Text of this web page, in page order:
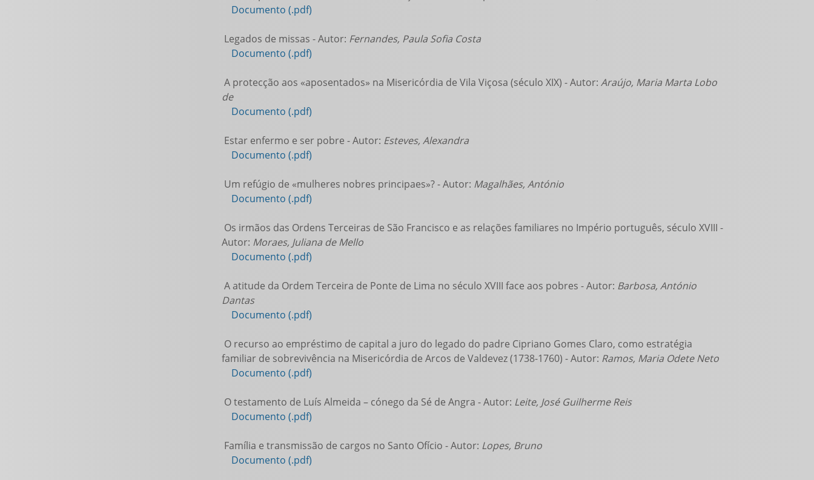
Documento (.pdf)
Legados de missas - Autor: Fernandes, Paula Sofia Costa
Documento (.pdf)
A protecção aos «aposentados» na Misericórdia de Vila Viçosa (século XIX) - Autor: Araújo, Maria Marta Lobo
de
Documento (.pdf)
Estar enfermo e ser pobre - Autor: Esteves, Alexandra
Documento (.pdf)
Um refúgio de «mulheres nobres principaes»? - Autor: Magalhães, António
Documento (.pdf)
Os irmãos das Ordens Terceiras de São Francisco e as relações familiares no Império português, século XVIII -
Autor: Moraes, Juliana de Mello
Documento (.pdf)
A atitude da Ordem Terceira de Ponte de Lima no século XVIII face aos pobres - Autor: Barbosa, António
Dantas
Documento (.pdf)
O recurso ao empréstimo de capital a juro do legado do padre Cipriano Gomes Claro, como estratégia
familiar de sobrevivência na Misericórdia de Arcos de Valdevez (1738-1760) - Autor: Ramos, Maria Odete Neto
Documento (.pdf)
O testamento de Luís Almeida – cónego da Sé de Angra - Autor: Leite, José Guilherme Reis
Documento (.pdf)
Família e transmissão de cargos no Santo Ofício - Autor: Lopes, Bruno
Documento (.pdf)